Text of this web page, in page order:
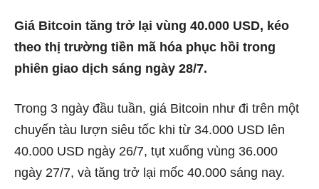
Giá Bitcoin tăng trở lại vùng 40.000 USD, kéo
theo thị trường tiền mã hóa phục hồi trong
phiên giao dịch sáng ngày 28/7.
Trong 3 ngày đầu tuần, giá Bitcoin như đi trên một
chuyến tàu lượn siêu tốc khi từ 34.000 USD lên
40.000 USD ngày 26/7, tụt xuống vùng 36.000
ngày 27/7, và tăng trở lại mốc 40.000 sáng nay.